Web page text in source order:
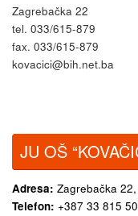
Zagrebačka 22
tel. 033/615-879
fax. 033/615-879
kovacici@bih.net.ba
JU OŠ
Adresa: Zagrebačka 22,
Telefon: +387 33 815